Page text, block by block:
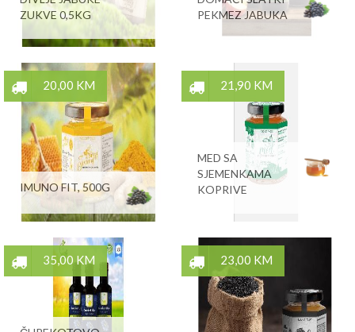
ZUKVE 0,5KG
PEKMEZ JABUKA
20,00 KM
IMUNO FIT, 500G
21,90 KM
MED SA
SJEMENKAMA
KOPRIVE
35,00 KM 23,00 KM